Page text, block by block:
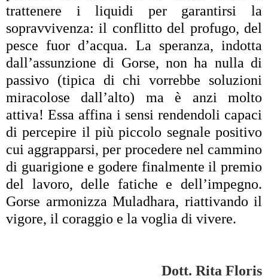
trattenere i liquidi per garantirsi la
sopravvivenza: il conflitto del profugo, del
pesce fuor d’acqua. La speranza, indotta
dall’assunzione di Gorse, non ha nulla di
passivo (tipica di chi vorrebbe soluzioni
miracolose dall’alto) ma è anzi molto
attiva! Essa affina i sensi rendendoli capaci
di percepire il più piccolo segnale positivo
cui aggrapparsi, per procedere nel cammino
di guarigione e godere finalmente il premio
del lavoro, delle fatiche e dell’impegno.
Gorse armonizza Muladhara, riattivando il
vigore, il coraggio e la voglia di vivere.
Dott. Rita Floris